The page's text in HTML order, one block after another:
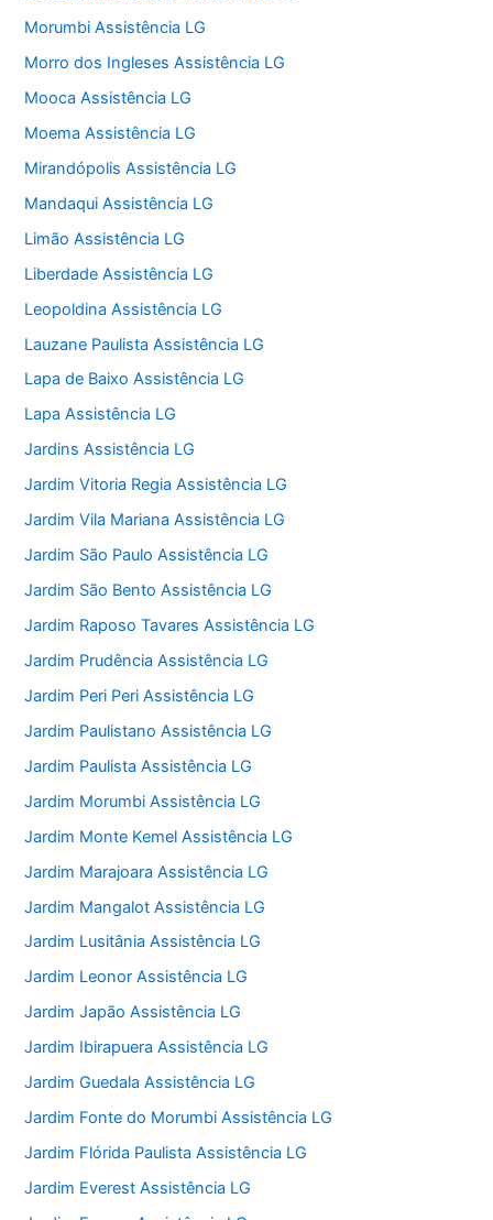
Morumbi Assistência LG
Morro dos Ingleses Assistência LG
Mooca Assistência LG
Moema Assistência LG
Mirandópolis Assistência LG
Mandaqui Assistência LG
Limão Assistência LG
Liberdade Assistência LG
Leopoldina Assistência LG
Lauzane Paulista Assistência LG
Lapa de Baixo Assistência LG
Lapa Assistência LG
Jardins Assistência LG
Jardim Vitoria Regia Assistência LG
Jardim Vila Mariana Assistência LG
Jardim São Paulo Assistência LG
Jardim São Bento Assistência LG
Jardim Raposo Tavares Assistência LG
Jardim Prudência Assistência LG
Jardim Peri Peri Assistência LG
Jardim Paulistano Assistência LG
Jardim Paulista Assistência LG
Jardim Morumbi Assistência LG
Jardim Monte Kemel Assistência LG
Jardim Marajoara Assistência LG
Jardim Mangalot Assistência LG
Jardim Lusitânia Assistência LG
Jardim Leonor Assistência LG
Jardim Japão Assistência LG
Jardim Ibirapuera Assistência LG
Jardim Guedala Assistência LG
Jardim Fonte do Morumbi Assistência LG
Jardim Flórida Paulista Assistência LG
Jardim Everest Assistência LG